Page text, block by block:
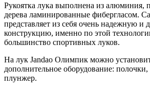
Рукоятка лука выполнена из алюминия,
дерева ламинированные фибергласом.
представляет из себя очень надежную и
конструкцию, именно по этой
большинство спортивных луков.
На лук Jandao Олимпик можно
дополнительное оборудование:
плунжер.